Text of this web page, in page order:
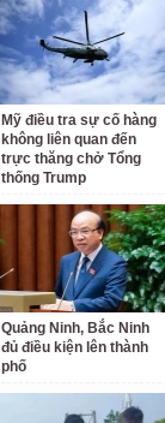
Mỹ điều tra sự cố hàng
không liên quan đến
trực thăng chở Tổng
thống Trump
Quảng Ninh, Bắc Ninh
đủ điều kiện lên thành
phố